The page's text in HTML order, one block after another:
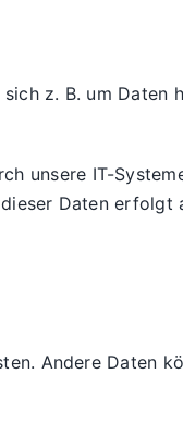
z. B. um Daten
unsere IT-
Daten erfolgt
Andere Daten